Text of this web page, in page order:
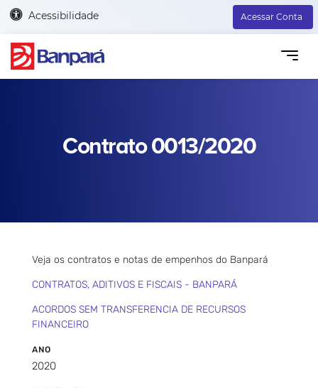
Acessibilidade Acessar Conta
Contrato 0013/2020
Veja os contratos e notas de empenhos do Banpará
CONTRATOS, ADITIVOS E FISCAIS - BANPARÁ
ACORDOS SEM TRANSFERENCIA DE RECURSOS
FINANCEIRO
ANO
2020